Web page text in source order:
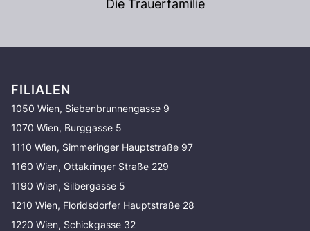
Die Trauerfamilie
FILIALEN
1050 Wien, Siebenbrunnengasse 9
1070 Wien, Burggasse 5
1110 Wien, Simmeringer Hauptstraße 97
1160 Wien, Ottakringer Straße 229
1190 Wien, Silbergasse 5
1210 Wien, Floridsdorfer Hauptstraße 28
1220 Wien, Schickgasse 32